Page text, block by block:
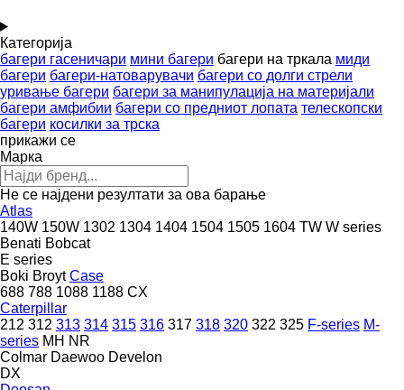
Категорија
багери гасеничари мини багери багери на тркала миди
багери багери-натоварувачи багери со долги стрели
уривање багери багери за манипулација на материјали
багери амфибии багери со предниот лопата телескопски
багери косилки за трска
прикажи се
Марка
Не се најдени резултати за ова барање
Atlas
140W 150W 1302 1304 1404 1504 1505 1604 TW W series
Benati Bobcat
E series
Boki Broyt Case
688 788 1088 1188 CX
Caterpillar
212 312 313 314 315 316 317 318 320 322 325 F-series M-
series MH NR
Colmar Daewoo Develon
DX